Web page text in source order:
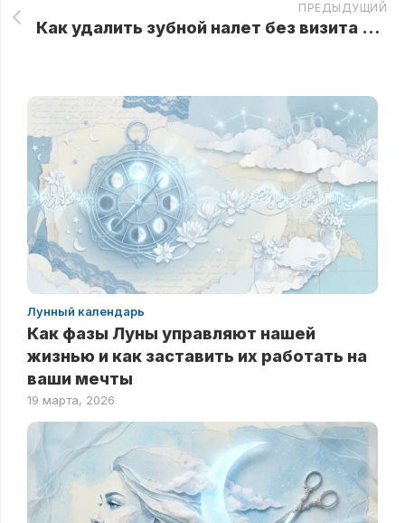
ПРЕДЫДУЩИЙ
Как удалить зубной налет без визита к стоматологу
Лунный календарь
Как фазы Луны управляют нашей
жизнью и как заставить их работать на
ваши мечты
19 марта, 2026